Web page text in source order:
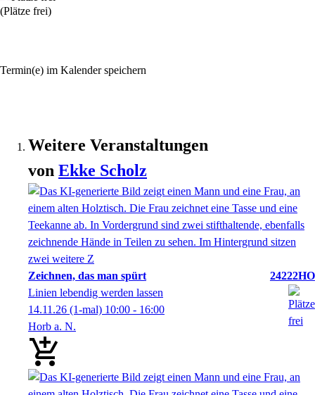
(Plätze frei)
Termin(e) im Kalender speichern
Weitere Veranstaltungen
von Ekke Scholz
Zeichnen, das man spürt
24222HO
Linien lebendig werden lassen
14.11.26 (1-mal) 10:00 - 16:00
Horb a. N.